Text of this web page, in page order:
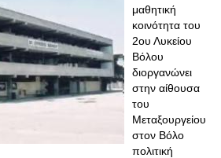
μαθητική
κοινότητα του
2ου Λυκείου
Βόλου
διοργανώνει
στην αίθουσα
του
Μεταξουργείου
στον Βόλο
πολιτική